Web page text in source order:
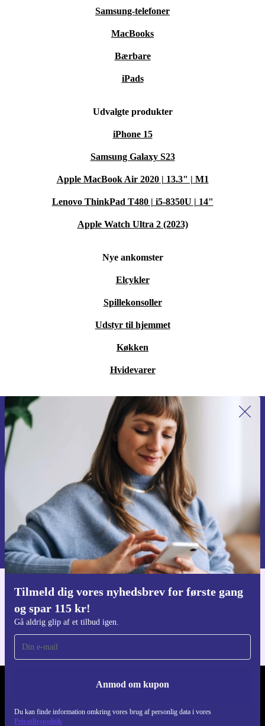
Samsung-telefoner
MacBooks
Bærbare
iPads
Udvalgte produkter
iPhone 15
Samsung Galaxy S23
Apple MacBook Air 2020 | 13.3" | M1
Lenovo ThinkPad T480 | i5-8350U | 14"
Apple Watch Ultra 2 (2023)
Nye ankomster
Elcykler
Spillekonsoller
Udstyr til hjemmet
Køkken
Hvidevarer
Tilmeld dig vores nyhedsbrev for første gang
og spar 115 kr!
Gå aldrig glip af et tilbud igen.
Anmod om kupon
Du kan finde information omkring vores brug af personlig data i vores
Privatlivspolitik
Tilmeld dig vores nyhedsbrev for
første gang og spar 115 kr!
Gå aldrig glip af et tilbud igen.
Anmod om kupon
Du kan finde information omkring vores brug af personlig data i vores
Privatlivspolitik
Download refurbed appen
REFURBED DANMARK - RETHINK NEW.
FØLG OS